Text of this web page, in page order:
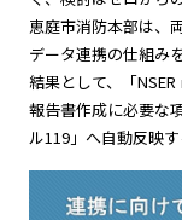
恵庭市消防本部は、
データ連携の仕組み
結果として、「
報告書作成に必要な
ル119」へ自動反映